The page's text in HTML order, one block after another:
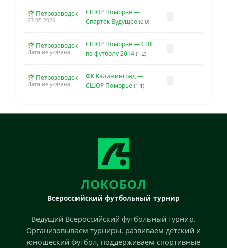
🏆 Петрозаводск
27.05.2026
СШОР Поморье —
Спартак Будущее (0:0)
—
🏆 Петрозаводск
Дата не указана
СШОР Поморье — СШ
по футболу 2014 (1:2)
—
🏆 Петрозаводск
Дата не указана
ФК Калининград —
СШОР Поморье (1:1)
—
ЛОКОБОЛ
Всероссийский футбольный турнир
Ведущий Всероссийский футбольный турнир.
Организовываем турниры, развиваем детский и
юношеский футбол, поддерживаем спортивные